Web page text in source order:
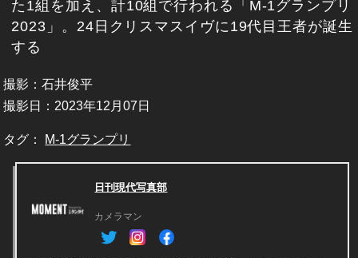
た1組を加え、計10組で行われる「M-1グランプリ
2023」。24日クリスマスイヴに19代目王者が誕生
する
撮影：石井俊平
撮影日：2023年12月07日
タグ： M-1グランプリ
日刊現代写真部
カメラマン